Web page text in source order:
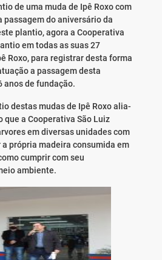
de uma muda de Ipê Roxo com
passagem do aniversário da
plantio, agora a Cooperativa
em todas as suas 27
Roxo, para registrar desta forma
a passagem desta
anos de fundação.
destas mudas de Ipê Roxo alia-
que a Cooperativa São Luiz
em diversas unidades com
própria madeira consumida em
cumprir com seu
ambiente.